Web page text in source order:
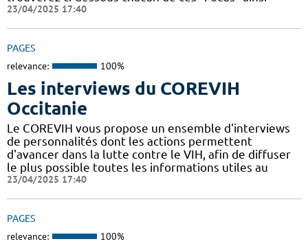
23/04/2025 17:40
PAGES
relevance: 100%
Les interviews du COREVIH
Occitanie
Le COREVIH vous propose un ensemble d'interviews
de personnalités dont les actions permettent
d'avancer dans la lutte contre le VIH, afin de diffuser
le plus possible toutes les informations utiles au
23/04/2025 17:40
PAGES
relevance: 100%